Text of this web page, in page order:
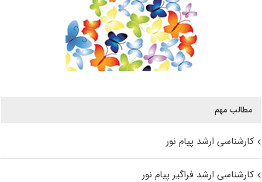
مطالب مهم
کارشناسی ارشد پیام نور
کارشناسی ارشد فراگیر پیام نور